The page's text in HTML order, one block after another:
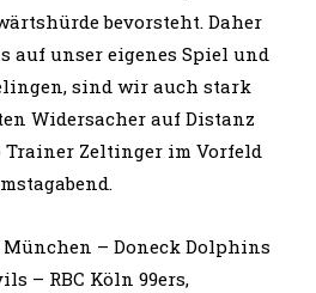
bevorsteht. Daher
auf unser eigenes Spiel und
sind wir auch stark
Widersacher auf Distanz
Trainer Zeltinger im Vorfeld
München – Doneck Dolphins
– RBC Köln 99ers,